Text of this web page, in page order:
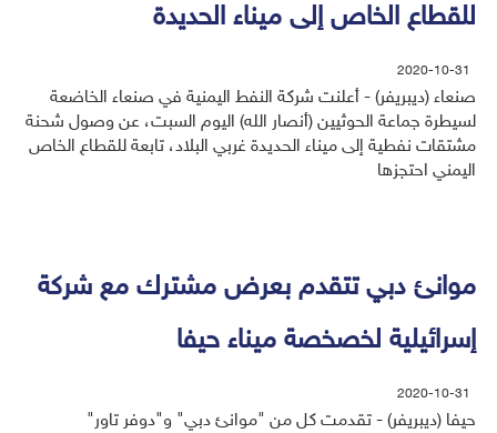
للقطاع الخاص إلى ميناء الحديدة
2020-10-31
صنعاء (ديبريفر) - أعلنت شركة النفط اليمنية في صنعاء الخاضعة
لسيطرة جماعة الحوثيين (أنصار الله) اليوم السبت، عن وصول شحنة
مشتقات نفطية إلى ميناء الحديدة غربي البلاد، تابعة للقطاع الخاص
اليمني احتجزها
موانئ دبي تتقدم بعرض مشترك مع شركة
إسرائيلية لخصخصة ميناء حيفا
2020-10-31
حيفا (ديبريفر) - تقدمت كل من "موانئ دبي" و"دوفر تاور"